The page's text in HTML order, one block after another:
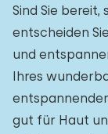
Sind Sie bereit,
entscheiden
und
Ihres
gut für Haut